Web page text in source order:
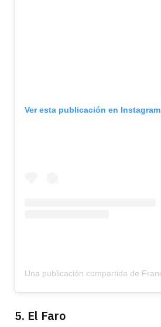
Ver esta publicación en Instagram
5. El Faro